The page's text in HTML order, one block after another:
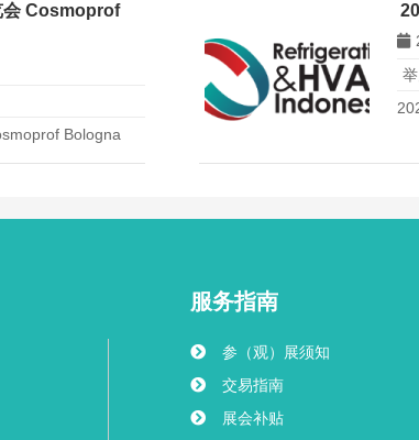
会 Cosmoprof
Bologna
服务指南
参（观）展须知
交易指南
展会补贴